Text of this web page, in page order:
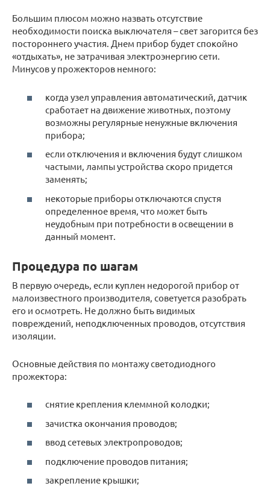
Большим плюсом можно назвать отсутствие
необходимости поиска выключателя – свет загорится без
постороннего участия. Днем прибор будет спокойно
«отдыхать», не затрачивая электроэнергию сети.
Минусов у прожекторов немного:
когда узел управления автоматический, датчик
сработает на движение животных, поэтому
возможны регулярные ненужные включения
прибора;
если отключения и включения будут слишком
частыми, лампы устройства скоро придется
заменять;
некоторые приборы отключаются спустя
определенное время, что может быть
неудобным при потребности в освещении в
данный момент.
Процедура по шагам
В первую очередь, если куплен недорогой прибор от
малоизвестного производителя, советуется разобрать
его и осмотреть. Не должно быть видимых
повреждений, неподключенных проводов, отсутствия
изоляции.
Основные действия по монтажу светодиодного
прожектора:
снятие крепления клеммной колодки;
зачистка окончания проводов;
ввод сетевых электропроводов;
подключение проводов питания;
закрепление крышки;